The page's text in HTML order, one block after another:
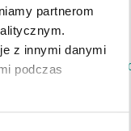
partnerom
z innymi danymi
podczas
pii/